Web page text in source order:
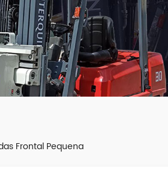
Frontal Pequena